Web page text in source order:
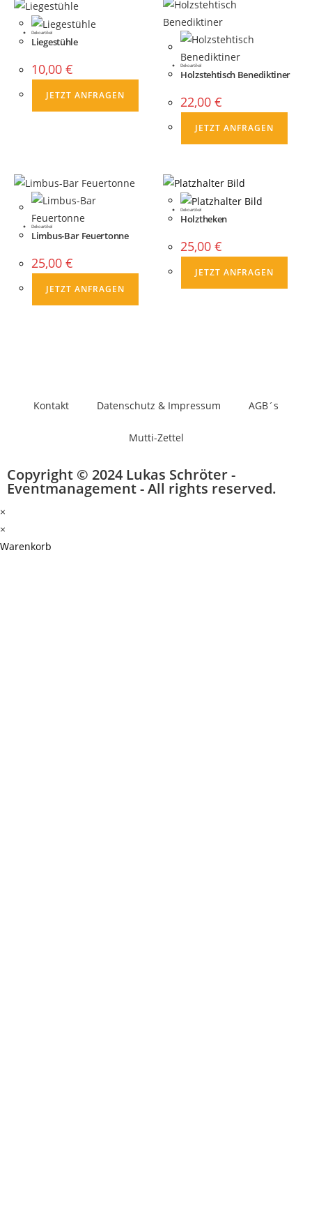
Dekoartikel
Liegestühle
10,00 €
JETZT ANFRAGEN
Dekoartikel
Holzstehtisch Benediktiner
22,00 €
JETZT ANFRAGEN
Dekoartikel
Limbus-Bar Feuertonne
25,00 €
JETZT ANFRAGEN
Dekoartikel
Holztheken
25,00 €
JETZT ANFRAGEN
Kontakt Datenschutz & Impressum AGB´s
Mutti-Zettel
Copyright © 2024 Lukas Schröter -
Eventmanagement - All rights reserved.
×
×
Warenkorb